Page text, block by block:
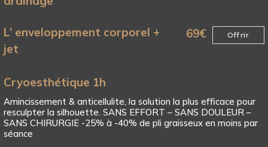
L’ enveloppement corporel +
jet
69€ Offrir
Cryoesthétique 1h
Amincissement & anticellulite, la solution la plus efficace pour
resculpter la silhouette. SANS EFFORT – SANS DOULEUR –
SANS CHIRURGIE -25% à -40% de pli graisseux en moins par
séance